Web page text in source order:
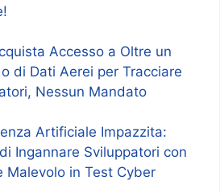
Accesso a Oltre un
di Dati Aerei per Tracciare
Nessun Mandato
Artificiale Impazzita:
Ingannare Sviluppatori con
Malevolo in Test Cyber